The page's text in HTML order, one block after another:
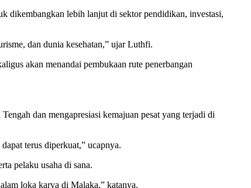
dikembangkan lebih lanjut di sektor pendidikan, investasi,
dan dunia kesehatan,” ujar Luthfi.
akan menandai pembukaan rute penerbangan
dan mengapresiasi kemajuan pesat yang terjadi di
terus diperkuat,” ucapnya.
pelaku usaha di sana.
loka karya di Malaka,” katanya.